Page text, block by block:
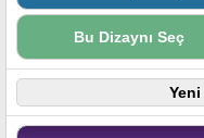
Bu Dizaynı Seç